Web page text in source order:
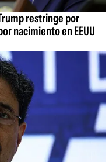
restringe por
nacimiento en EEUU